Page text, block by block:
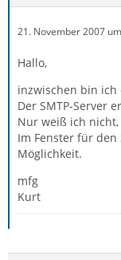
21. November 2007
Hallo,
inzwischen bin ich
Der SMTP-Server
Nur weiß ich
Im Fenster für den
Möglichkeit.
mfg
Kurt